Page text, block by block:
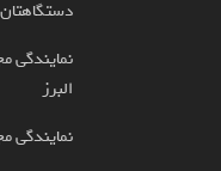
نمایندگی
البرز
نمایندگی